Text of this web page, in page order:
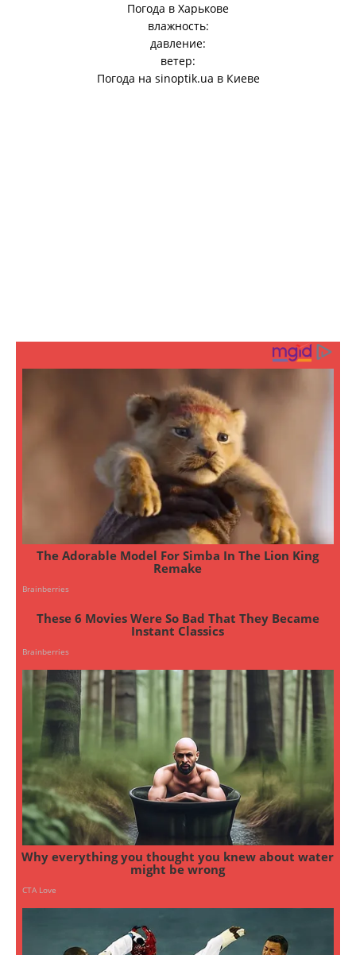
Погода в Харькове
влажность:
давление:
ветер:
Погода на sinoptik.ua в Киеве